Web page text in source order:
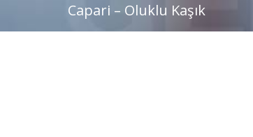
Capari – Oluklu Kaşık